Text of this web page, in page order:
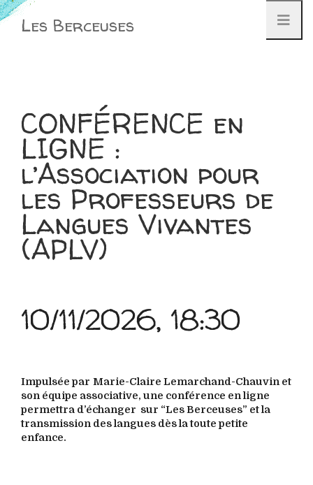
Aller
au
Les Berceuses
CONFÉRENCE en
LIGNE :
l’Association pour
les Professeurs de
Langues Vivantes
(APLV)
10/11/2026, 18:30
Impulsée par Marie-Claire Lemarchand-Chauvin et
son équipe associative, une conférence en ligne
permettra d’échanger sur “Les Berceuses” et la
transmission des langues dès la toute petite
enfance.